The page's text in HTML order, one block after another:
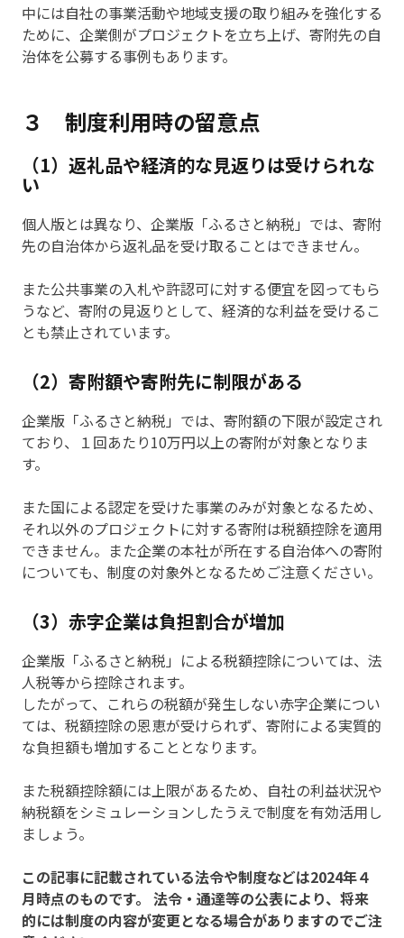
中には自社の事業活動や地域支援の取り組みを強化する
ために、企業側がプロジェクトを立ち上げ、寄附先の自
治体を公募する事例もあります。
３ 制度利用時の留意点
（1）返礼品や経済的な見返りは受けられな
い
個人版とは異なり、企業版「ふるさと納税」では、寄附
先の自治体から返礼品を受け取ることはできません。
また公共事業の入札や許認可に対する便宜を図ってもら
うなど、寄附の見返りとして、経済的な利益を受けるこ
とも禁止されています。
（2）寄附額や寄附先に制限がある
企業版「ふるさと納税」では、寄附額の下限が設定され
ており、１回あたり10万円以上の寄附が対象となりま
す。
また国による認定を受けた事業のみが対象となるため、
それ以外のプロジェクトに対する寄附は税額控除を適用
できません。また企業の本社が所在する自治体への寄附
についても、制度の対象外となるためご注意ください。
（3）赤字企業は負担割合が増加
企業版「ふるさと納税」による税額控除については、法
人税等から控除されます。
したがって、これらの税額が発生しない赤字企業につい
ては、税額控除の恩恵が受けられず、寄附による実質的
な負担額も増加することとなります。
また税額控除額には上限があるため、自社の利益状況や
納税額をシミュレーションしたうえで制度を有効活用し
ましょう。
この記事に記載されている法令や制度などは2024年４
月時点のものです。 法令・通達等の公表により、将来
的には制度の内容が変更となる場合がありますのでご注